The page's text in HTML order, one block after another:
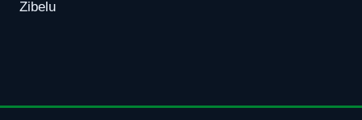
Zibelu